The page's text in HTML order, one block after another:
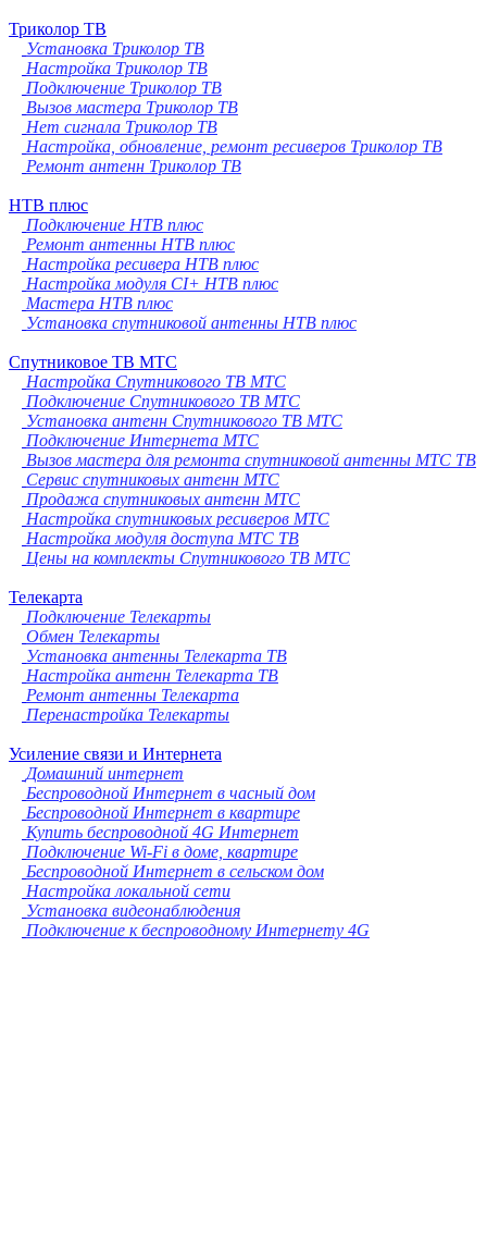
Триколор ТВ
Установка Триколор ТВ
Настройка Триколор ТВ
Подключение Триколор ТВ
Вызов мастера Триколор ТВ
Нет сигнала Триколор ТВ
Настройка, обновление, ремонт ресиверов Триколор ТВ
Ремонт антенн Триколор ТВ
НТВ плюс
Подключение НТВ плюс
Ремонт антенны НТВ плюс
Настройка ресивера НТВ плюс
Настройка модуля CI+ НТВ плюс
Мастера НТВ плюс
Установка спутниковой антенны НТВ плюс
Спутниковое ТВ МТС
Настройка Спутникового ТВ МТС
Подключение Спутникового ТВ МТС
Установка антенн Спутникового ТВ МТС
Подключение Интернета МТС
Вызов мастера для ремонта спутниковой антенны МТС ТВ
Сервис спутниковых антенн МТС
Продажа спутниковых антенн МТС
Настройка спутниковых ресиверов МТС
Настройка модуля доступа МТС ТВ
Цены на комплекты Спутникового ТВ МТС
Телекарта
Подключение Телекарты
Обмен Телекарты
Установка антенны Телекарта ТВ
Настройка антенн Телекарта ТВ
Ремонт антенны Телекарта
Перенастройка Телекарты
Усиление связи и Интернета
Домашний интернет
Беспроводной Интернет в часный дом
Беспроводной Интернет в квартире
Купить беспроводной 4G Интернет
Подключение Wi-Fi в доме, квартире
Беспроводной Интернет в сельском дом
Настройка локальной сети
Установка видеонаблюдения
Подключение к беспроводному Интернету 4G